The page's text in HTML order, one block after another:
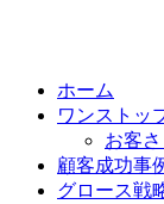
content
ホーム
ワンストッ
お客
顧客成功事
グロース戦